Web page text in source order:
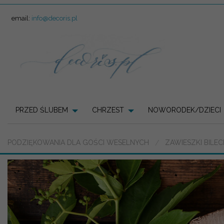
email: info@decoris.pl
PRZED ŚLUBEM CHRZEST NOWORODEK/DZIECI
PODZIĘKOWANIA DLA GOŚCI WESELNYCH ZAWIESZKI